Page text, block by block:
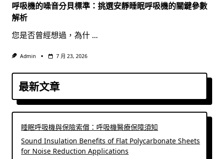
呼吸機的噪音分貝標準：挑選安靜睡眠呼吸機的關鍵參數
解析
您是否曾經想過，為什 ...
Admin 7 月 23, 2026
最新文章
睡眠呼吸機與保險索償：呼吸機醫療保障須知
Sound Insulation Benefits of Flat Polycarbonate Sheets
for Noise Reduction Applications